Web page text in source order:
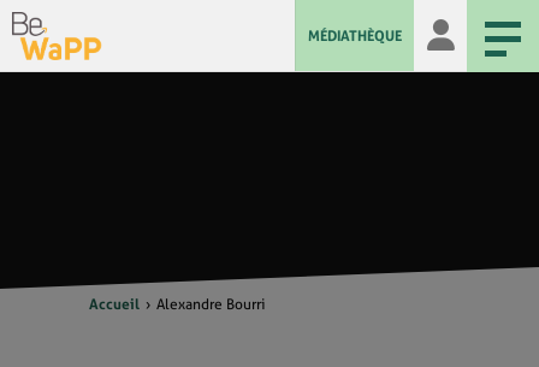
MÉDIATHÈQUE
Accueil Alexandre Bourri